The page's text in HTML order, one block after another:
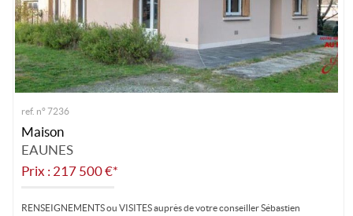
ref. n° 7236
Maison
EAUNES
Prix : 217 500 €*
RENSEIGNEMENTS ou VISITES auprès de votre conseiller Sébastien